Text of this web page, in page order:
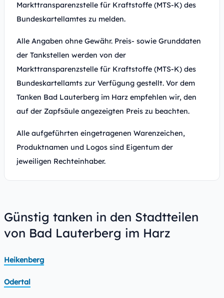
Markttransparenzstelle für Kraftstoffe (MTS-K) des
Bundeskartellamtes zu melden.
Alle Angaben ohne Gewähr. Preis- sowie Grunddaten
der Tankstellen werden von der
Markttransparenzstelle für Kraftstoffe (MTS-K) des
Bundeskartellamts zur Verfügung gestellt. Vor dem
Tanken Bad Lauterberg im Harz empfehlen wir, den
auf der Zapfsäule angezeigten Preis zu beachten.
Alle aufgeführten eingetragenen Warenzeichen,
Produktnamen und Logos sind Eigentum der
jeweiligen Rechteinhaber.
Günstig tanken in den Stadtteilen
von Bad Lauterberg im Harz
Heikenberg
Odertal